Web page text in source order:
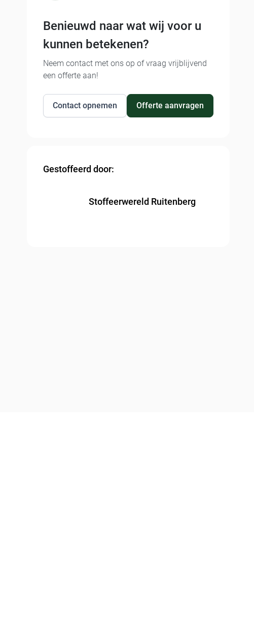
Benieuwd naar wat wij voor u
kunnen betekenen?
Neem contact met ons op of vraag vrijblijvend
een offerte aan!
Contact opnemen Offerte aanvragen
Gestoffeerd door:
Stoffeerwereld Ruitenberg